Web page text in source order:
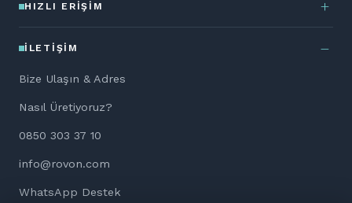
HIZLI ERIŞIM
İLETIŞIM
Bize Ulaşın & Adres
Nasıl Üretiyoruz?
0850 303 37 10
info@rovon.com
WhatsApp Destek